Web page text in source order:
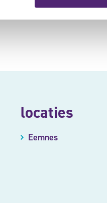
effects on postural control
locaties
Eemnes